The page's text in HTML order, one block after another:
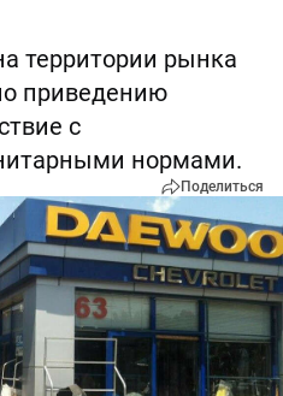
территории рынка
приведению
с
нормами.
Поделиться